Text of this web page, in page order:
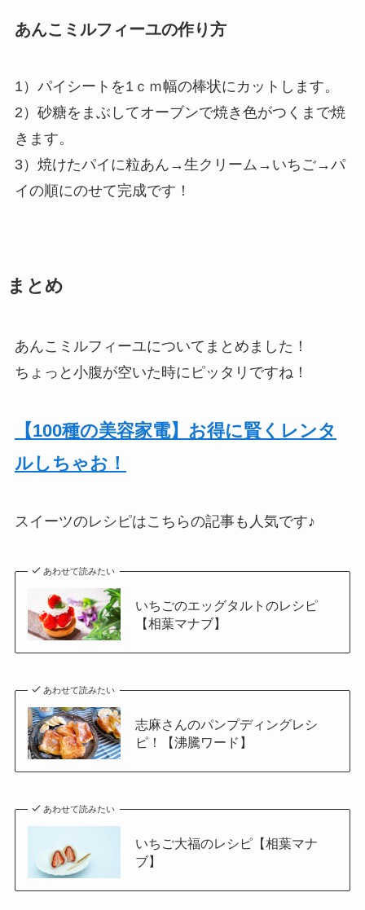
あんこミルフィーユの作り方
1）パイシートを1ｃｍ幅の棒状にカットします。
2）砂糖をまぶしてオーブンで焼き色がつくまで焼
きます。
3）焼けたパイに粒あん→生クリーム→いちご→パ
イの順にのせて完成です！
まとめ
あんこミルフィーユについてまとめました！
ちょっと小腹が空いた時にピッタリですね！
【100種の美容家電】お得に賢くレンタ
ルしちゃお！
スイーツのレシピはこちらの記事も人気です♪
あわせて読みたい
いちごのエッグタルトのレシピ
【相葉マナブ】
あわせて読みたい
志麻さんのパンプディングレシ
ピ！【沸騰ワード】
あわせて読みたい
いちご大福のレシピ【相葉マナ
ブ】